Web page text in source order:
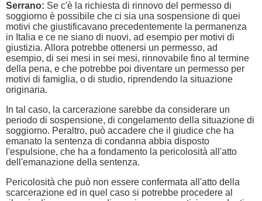
Serrano: Se c'è la richiesta di rinnovo del permesso di
soggiorno è possibile che ci sia una sospensione di quei
motivi che giustificavano precedentemente la permanenza
in Italia e ce ne siano di nuovi, ad esempio per motivi di
giustizia. Allora potrebbe ottenersi un permesso, ad
esempio, di sei mesi in sei mesi, rinnovabile fino al termine
della pena, e che potrebbe poi diventare un permesso per
motivi di famiglia, o di studio, riprendendo la situazione
originaria.
In tal caso, la carcerazione sarebbe da considerare un
periodo di sospensione, di congelamento della situazione di
soggiorno. Peraltro, può accadere che il giudice che ha
emanato la sentenza di condanna abbia disposto
l'espulsione, che ha a fondamento la pericolosità all'atto
dell'emanazione della sentenza.
Pericolosità che può non essere confermata all'atto della
scarcerazione ed in quel caso si potrebbe procedere al